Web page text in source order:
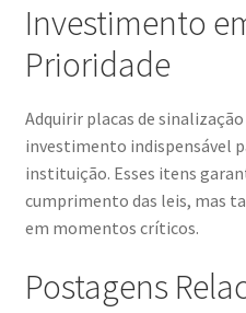
Investimento
Prioridade
Adquirir placas de
investimento indispensável
instituição. Esses itens
cumprimento das leis, mas
em momentos críticos.
Postagens